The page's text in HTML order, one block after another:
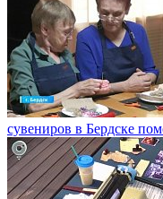
сувениров в Бердске